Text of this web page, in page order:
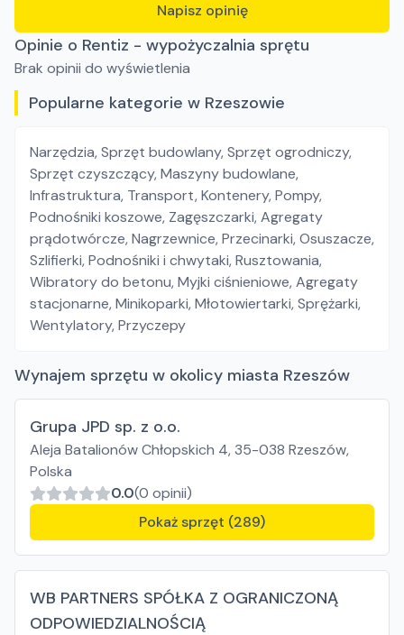
Napisz opinię
Opinie o Rentiz - wypożyczalnia sprętu
Brak opinii do wyświetlenia
Popularne kategorie w Rzeszowie
Narzędzia,Sprzęt budowlany,Sprzęt ogrodniczy,
Sprzęt czyszczący,Maszyny budowlane,
Infrastruktura, Transport,Kontenery,Pompy,
Podnośniki koszowe, Zagęszczarki,Agregaty
prądotwórcze,Nagrzewnice,Przecinarki,Osuszacze,
Szlifierki,Podnośniki i chwytaki,Rusztowania,
Wibratory do betonu,Myjki ciśnieniowe,Agregaty
stacjonarne,Minikoparki,Młotowiertarki,Sprężarki,
Wentylatory,Przyczepy
Wynajem sprzętu w okolicy miasta Rzeszów
Grupa JPD sp. z o.o.
Aleja Batalionów Chłopskich 4, 35-038 Rzeszów,
Polska
0.0(0 opinii)
Pokaż sprzęt (289)
WB PARTNERS SPÓŁKA Z OGRANICZONĄ
ODPOWIEDZIALNOŚCIĄ